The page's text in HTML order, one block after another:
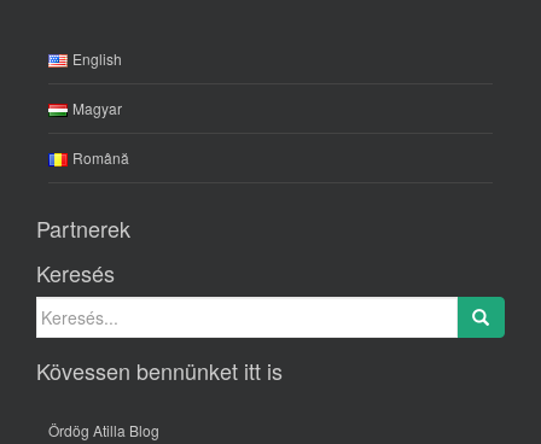
English
Magyar
Română
Partnerek
Keresés
Search for:
Kövessen bennünket itt is
Ördög Atilla Blog